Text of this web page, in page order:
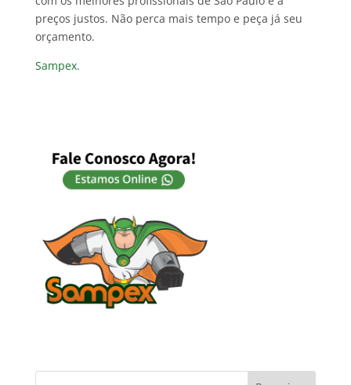
preços justos. Não perca mais tempo e peça já seu
orçamento.
Sampex.